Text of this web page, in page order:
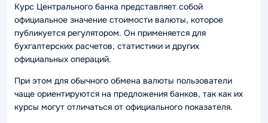
Курс Центрального банка представляет собой
официальное значение стоимости валюты, которое
публикуется регулятором. Он применяется для
бухгалтерских расчетов, статистики и других
официальных операций.
При этом для обычного обмена валюты пользователи
чаще ориентируются на предложения банков, так как их
курсы могут отличаться от официального показателя.